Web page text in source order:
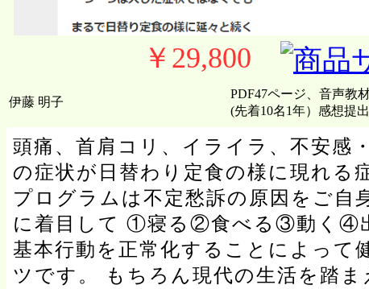
￥29,800
伊藤 明子
PDF47ページ、音声教
(先着10名1年）感想提
頭痛、首肩コリ、イライラ、不安感
の症状が日替わり定食の様に現れる
プログラムは不定愁訴の原因をご自
に着目して ①寝る②食べる③動く④
基本行動を正常化することによって
ツです。 もちろん現代の生活を踏